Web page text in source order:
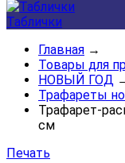
Таблички
Главная →
Товары для
НОВЫЙ ГОД
Трафареты
Трафарет-
см
Печать